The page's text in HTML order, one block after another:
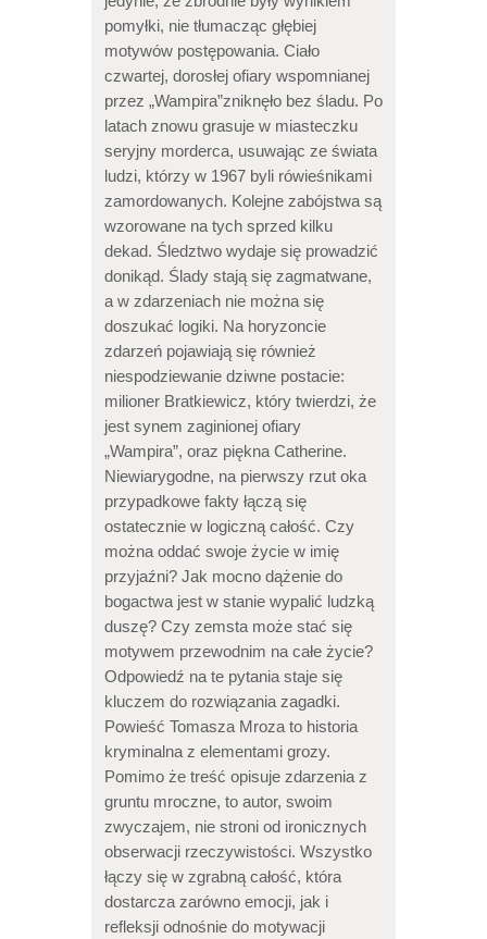
pomyłki, nie tłumacząc głębiej
motywów postępowania. Ciało
czwartej, dorosłej ofiary wspomnianej
przez „Wampira”zniknęło bez śladu. Po
latach znowu grasuje w miasteczku
seryjny morderca, usuwając ze świata
ludzi, którzy w 1967 byli rówieśnikami
zamordowanych. Kolejne zabójstwa są
wzorowane na tych sprzed kilku
dekad. Śledztwo wydaje się prowadzić
donikąd. Ślady stają się zagmatwane,
a w zdarzeniach nie można się
doszukać logiki. Na horyzoncie
zdarzeń pojawiają się również
niespodziewanie dziwne postacie:
milioner Bratkiewicz, który twierdzi, że
jest synem zaginionej ofiary
„Wampira”, oraz piękna Catherine.
Niewiarygodne, na pierwszy rzut oka
przypadkowe fakty łączą się
ostatecznie w logiczną całość. Czy
można oddać swoje życie w imię
przyjaźni? Jak mocno dążenie do
bogactwa jest w stanie wypalić ludzką
duszę? Czy zemsta może stać się
motywem przewodnim na całe życie?
Odpowiedź na te pytania staje się
kluczem do rozwiązania zagadki.
Powieść Tomasza Mroza to historia
kryminalna z elementami grozy.
Pomimo że treść opisuje zdarzenia z
gruntu mroczne, to autor, swoim
zwyczajem, nie stroni od ironicznych
obserwacji rzeczywistości. Wszystko
łączy się w zgrabną całość, która
dostarcza zarówno emocji, jak i
refleksji odnośnie do motywacji